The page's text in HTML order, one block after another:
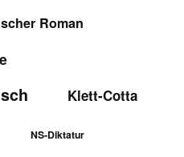
Roman
Klett-Cotta
NS-Diktatur